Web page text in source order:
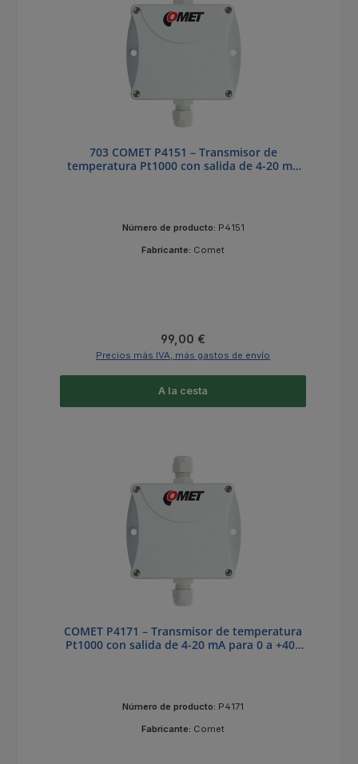
703 COMET P4151 – Transmisor de
temperatura Pt1000 con salida de 4-20 mA
Número de producto: P4151
Fabricante: Comet
Precio normal:
99,00 €
Precios más IVA, más gastos de envío
A la cesta
COMET P4171 – Transmisor de temperatura
Pt1000 con salida de 4-20 mA para 0 a +400
Número de producto: P4171
Fabricante: Comet